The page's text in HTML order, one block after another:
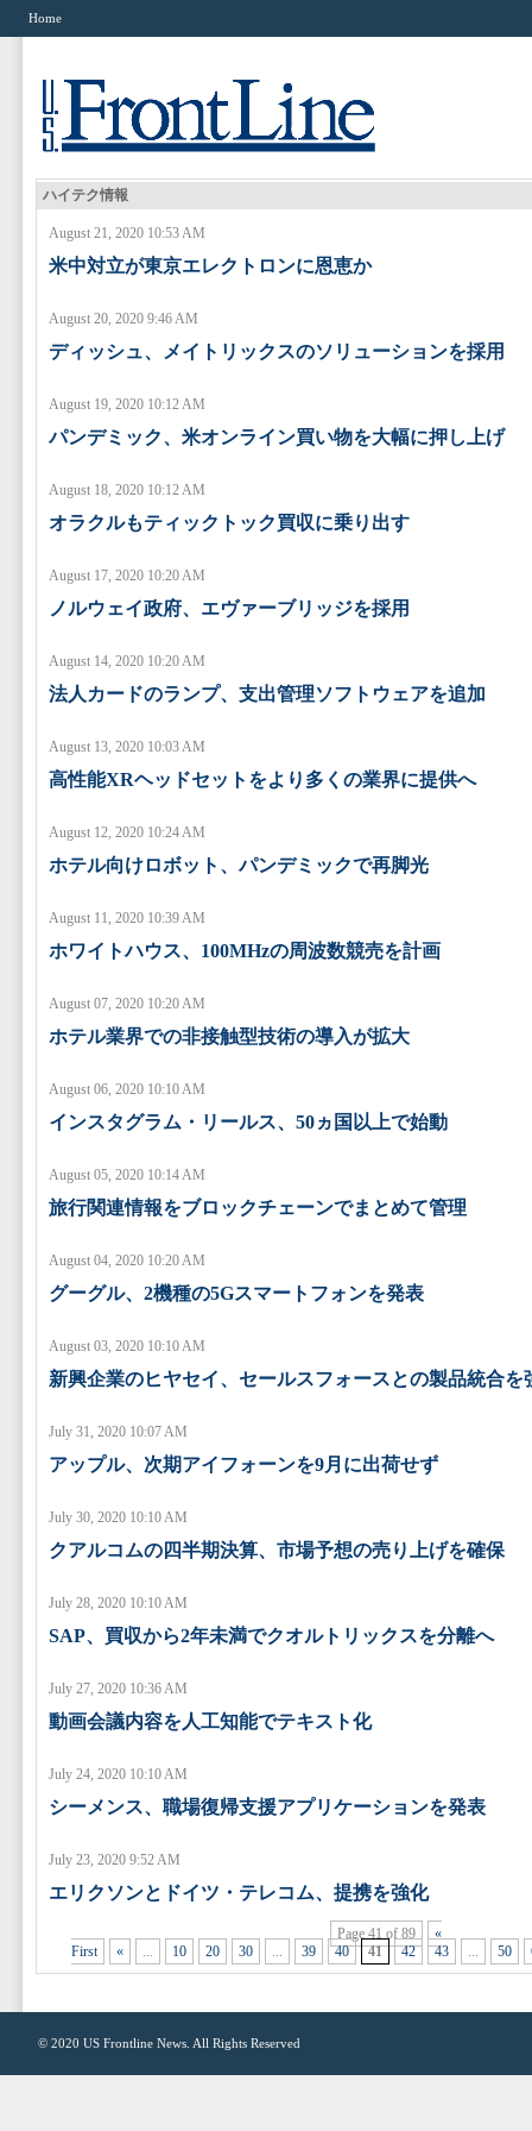
Home
ハイテク情報
August 21, 2020 10:53 AM
米中対立が東京エレクトロンに恩恵か
August 20, 2020 9:46 AM
ディッシュ、メイトリックスのソリューションを採用
August 19, 2020 10:12 AM
パンデミック、米オンライン買い物を大幅に押し上げ
August 18, 2020 10:12 AM
オラクルもティックトック買収に乗り出す
August 17, 2020 10:20 AM
ノルウェイ政府、エヴァーブリッジを採用
August 14, 2020 10:20 AM
法人カードのランプ、支出管理ソフトウェアを追加
August 13, 2020 10:03 AM
高性能XRヘッドセットをより多くの業界に提供へ
August 12, 2020 10:24 AM
ホテル向けロボット、パンデミックで再脚光
August 11, 2020 10:39 AM
ホワイトハウス、100MHzの周波数競売を計画
August 07, 2020 10:20 AM
ホテル業界での非接触型技術の導入が拡大
August 06, 2020 10:10 AM
インスタグラム・リールス、50ヵ国以上で始動
August 05, 2020 10:14 AM
旅行関連情報をブロックチェーンでまとめて管理
August 04, 2020 10:20 AM
グーグル、2機種の5Gスマートフォンを発表
August 03, 2020 10:10 AM
新興企業のヒヤセイ、セールスフォースとの製品統合を
July 31, 2020 10:07 AM
アップル、次期アイフォーンを9月に出荷せず
July 30, 2020 10:10 AM
クアルコムの四半期決算、市場予想の売り上げを確保
July 28, 2020 10:10 AM
SAP、買収から2年未満でクオルトリックスを分離へ
July 27, 2020 10:36 AM
動画会議内容を人工知能でテキスト化
July 24, 2020 10:10 AM
シーメンス、職場復帰支援アプリケーションを発表
July 23, 2020 9:52 AM
エリクソンとドイツ・テレコム、提携を強化
Page 41 of 89
«
First
« ... 10 20 30 ... 39 40 41 42 43 ... 50
© 2020 US Frontline News . All Rights Reserved